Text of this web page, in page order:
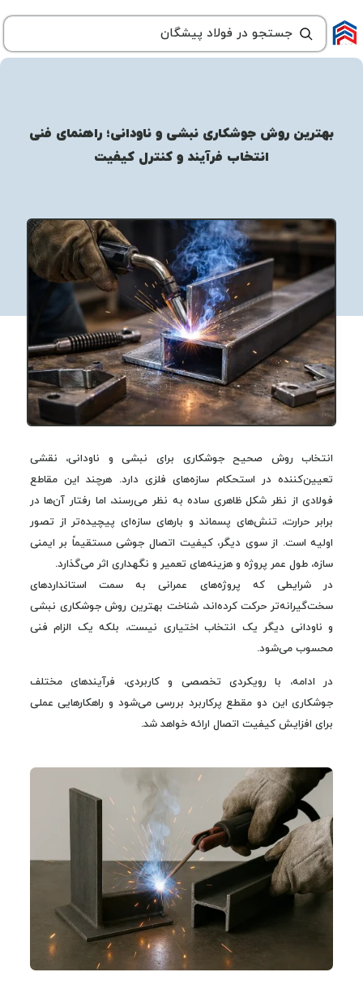
بهترین روش جوشکاری نبشی و ناودانی؛ راهنمای فنی
انتخاب فرآیند و کنترل کیفیت
انتخاب روش صحیح جوشکاری برای نبشی و ناودانی، نقشی
تعیین‌کننده در استحکام سازه‌های فلزی دارد. هرچند این مقاطع
فولادی از نظر شکل ظاهری ساده به نظر می‌رسند، اما رفتار آن‌ها در
برابر حرارت، تنش‌های پسماند و بارهای سازه‌ای پیچیده‌تر از تصور
اولیه است. از سوی دیگر، کیفیت اتصال جوشی مستقیماً بر ایمنی
سازه، طول عمر پروژه و هزینه‌های تعمیر و نگهداری اثر می‌گذارد.
در شرایطی که پروژه‌های عمرانی به سمت استانداردهای
سخت‌گیرانه‌تر حرکت کرده‌اند، شناخت بهترین روش جوشکاری نبشی
و ناودانی دیگر یک انتخاب اختیاری نیست، بلکه یک الزام فنی
محسوب می‌شود.
در ادامه، با رویکردی تخصصی و کاربردی، فرآیندهای مختلف
جوشکاری این دو مقطع پرکاربرد بررسی می‌شود و راهکارهایی عملی
برای افزایش کیفیت اتصال ارائه خواهد شد.